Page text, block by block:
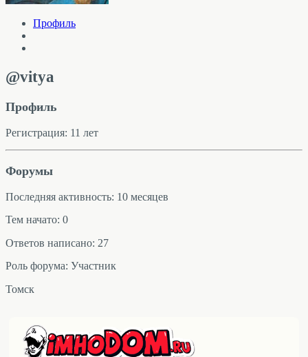
Профиль
@vitya
Профиль
Регистрация: 11 лет
Форумы
Последняя активность: 10 месяцев
Тем начато: 0
Ответов написано: 27
Роль форума: Участник
Томск